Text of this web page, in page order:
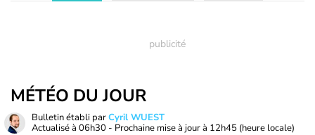
MÉTÉO DU JOUR
Bulletin établi parCyril WUEST
Actualisé à 06h30 - Prochaine mise à jour à 12h45 (heure locale)